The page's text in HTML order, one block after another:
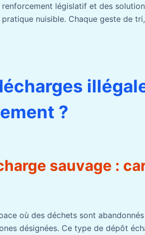
législatif et des
nuisible. Chaque geste de
?
sauvage :
où des déchets sont
désignées. Ce type de dépôt